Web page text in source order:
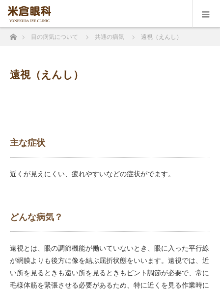
ホーム目の病気について 共通の病気 遠視（えんし）
遠視（えんし）
主な症状
近くが見えにくい、疲れやすいなどの症状がでます。
どんな病気？
遠視とは、眼の調節機能が働いていないとき、眼に入った平行線
が網膜よりも後方に像を結ぶ屈折状態をいいます。遠視では、近
い所を見るときも遠い所を見るときもピント調節が必要で、常に
毛様体筋を緊張させる必要があるため、特に近くを見る作業時に